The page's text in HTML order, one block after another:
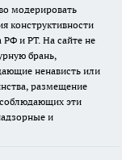
модерировать
конструктивности
РФ и РТ. На сайте не
брань,
ненависть или
размещение
соблюдающих эти
и